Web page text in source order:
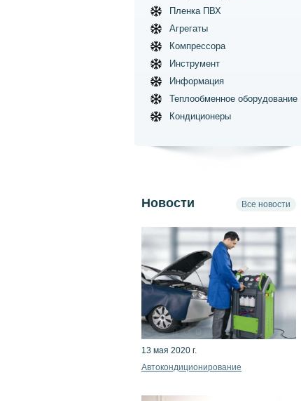
Пленка ПВХ
Агрегаты
Компрессора
Инструмент
Информация
Теплообменное оборудование
Кондиционеры
Новости Все новости
13 мая 2020 г.
Автокондиционирование